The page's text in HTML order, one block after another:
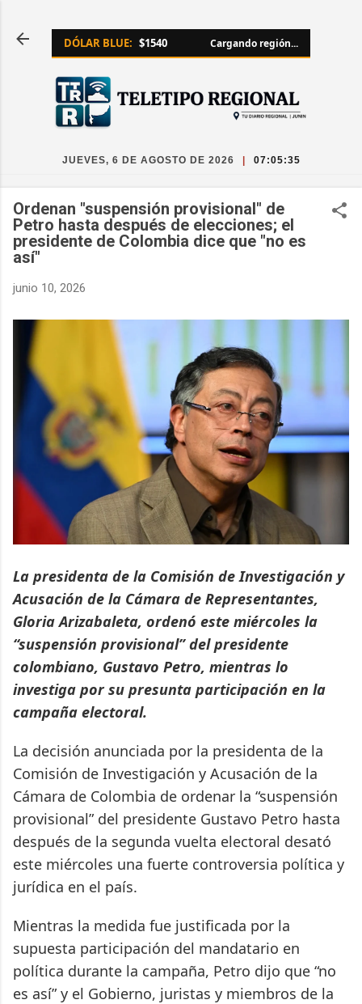
DÓLAR BLUE: $1540 Cargando región...
JUEVES, 6 DE AGOSTO DE 2026 07:05:36
Ordenan "suspensión provisional" de
Petro hasta después de elecciones; el
presidente de Colombia dice que "no es
así"
junio 10, 2026
La presidenta de la Comisión de Investigación y
Acusación de la Cámara de Representantes,
Gloria Arizabaleta, ordenó este miércoles la
“suspensión provisional” del presidente
colombiano, Gustavo Petro, mientras lo
investiga por su presunta participación en la
campaña electoral.
La decisión anunciada por la presidenta de la
Comisión de Investigación y Acusación de la
Cámara de Colombia de ordenar la “suspensión
provisional” del presidente Gustavo Petro hasta
después de la segunda vuelta electoral desató
este miércoles una fuerte controversia política y
jurídica en el país.
Mientras la medida fue justificada por la
supuesta participación del mandatario en
política durante la campaña, Petro dijo que “no
es así” y el Gobierno, juristas y miembros de la